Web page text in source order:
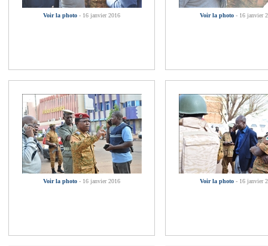
Voir la photo - 16 janvier 2016 Voir la photo - 16 janvier
Voir la photo - 16 janvier 2016 Voir la photo - 16 janvier